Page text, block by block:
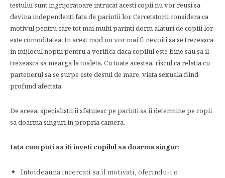
testului sunt ingrijoratoare intrucat acesti copii nu vor reusi sa
devina independenti fata de parintii lor. Cercetatorii considera ca
motivul pentru care tot mai multi parinti dorm alaturi de copiii lor
este comoditatea. In acest mod nu vor mai fi nevoiti sa se trezeasca
in mijlocul noptii pentru a verifica daca copilul este bine sau sa il
trezeasca sa mearga la toaleta. Cu toate acestea, riscul ca relatia cu
partenerul sa se surpe este destul de mare, viata sexuala fiind
profund afectata.
De aceea, specialistii ii sfatuiesc pe parinti sa ii determine pe copii
sa doarma singuri in propria camera.
Iata cum poti sa iti inveti copilul sa doarma singur:
Intotdeauna incercati sa il motivati, oferindu-i o